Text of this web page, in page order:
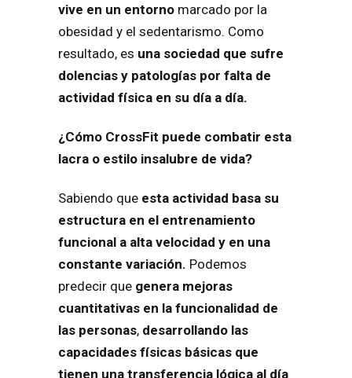
vive en un entorno marcado por la
obesidad y el sedentarismo. Como
resultado, es una sociedad que sufre
dolencias y patologías por falta de
actividad física en su día a día.
¿Cómo CrossFit puede combatir esta
lacra o estilo insalubre de vida?
Sabiendo que esta actividad basa su
estructura en el entrenamiento
funcional a alta velocidad y en una
constante variación. Podemos
predecir que genera mejoras
cuantitativas en la funcionalidad de
las personas, desarrollando las
capacidades físicas básicas que
tienen una transferencia lógica al día